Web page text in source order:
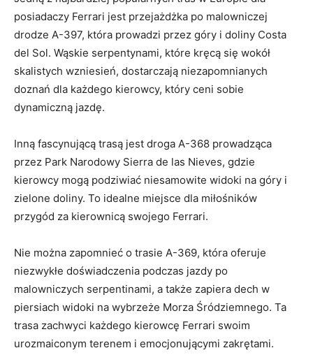
posiadaczy Ferrari⁣ jest przejażdżka po malowniczej
drodze A-397, która prowadzi przez góry i doliny⁢ Costa
del Sol.​ Wąskie serpentynami, ​które⁣ kręcą się ⁢wokół
skalistych⁤ wzniesień, dostarczają⁢ niezapomnianych
doznań⁤ dla każdego kierowcy, który ​ceni sobie
dynamiczną ⁣jazdę.
Inną​ fascynującą trasą jest​ droga A-368 prowadząca
przez Park Narodowy Sierra de las⁣ Nieves,⁤ gdzie
kierowcy mogą podziwiać niesamowite widoki na góry i
zielone doliny. To idealne miejsce dla miłośników
przygód​ za kierownicą⁣ swojego Ferrari.
Nie można zapomnieć ⁤o trasie A-369, która oferuje
niezwykłe doświadczenia podczas jazdy po
malowniczych ⁢serpentinami,⁤ a także zapiera dech w
‌piersiach‌ widoki na ⁢wybrzeże‍ Morza Śródziemnego. Ta
trasa zachwyci ​każdego kierowcę Ferrari ⁢swoim
urozmaiconym terenem i emocjonującymi zakrętami.